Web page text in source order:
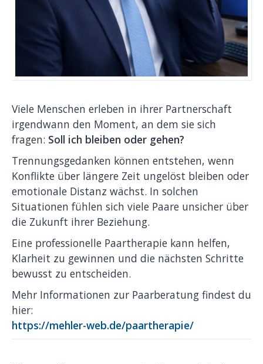
Viele Menschen erleben in ihrer Partnerschaft
irgendwann den Moment, an dem sie sich
fragen: Soll ich bleiben oder gehen?
Trennungsgedanken können entstehen, wenn
Konflikte über längere Zeit ungelöst bleiben oder
emotionale Distanz wächst. In solchen
Situationen fühlen sich viele Paare unsicher über
die Zukunft ihrer Beziehung.
Eine professionelle Paartherapie kann helfen,
Klarheit zu gewinnen und die nächsten Schritte
bewusst zu entscheiden.
Mehr Informationen zur Paarberatung findest du
hier:
https://mehler-web.de/paartherapie/